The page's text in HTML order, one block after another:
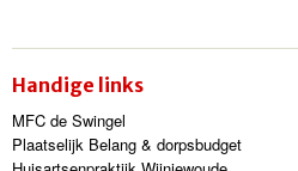
Handige links
MFC de Swingel
Plaatselijk Belang & dorpsbudget